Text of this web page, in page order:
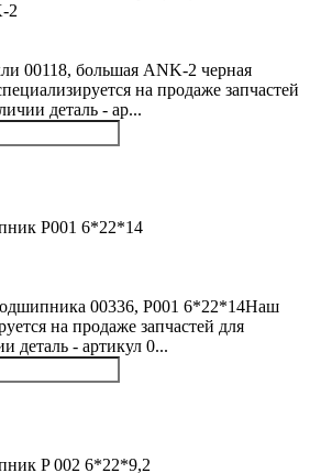
2
00118, большая ANK-2 черная
на продаже запчастей
деталь - ар...
00336, Р001 6*22*14Наш
на продаже запчастей для
деталь - артикул 0...